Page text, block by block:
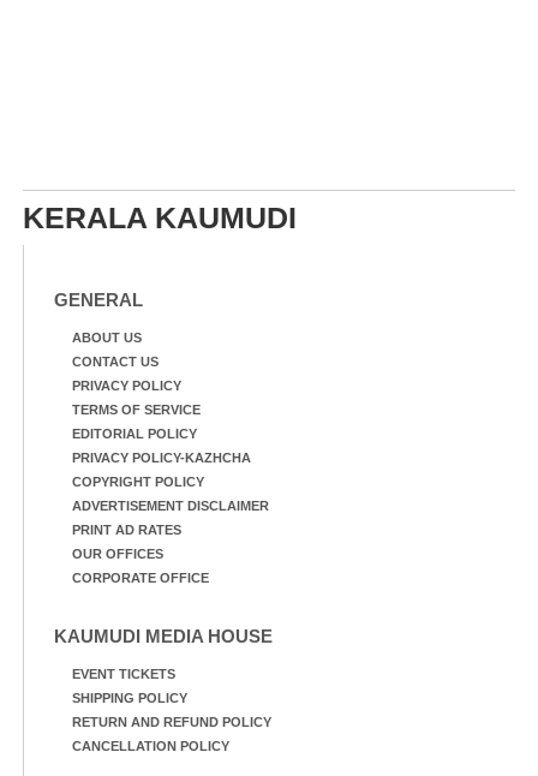
KERALA KAUMUDI
GENERAL
ABOUT US
CONTACT US
PRIVACY POLICY
TERMS OF SERVICE
EDITORIAL POLICY
PRIVACY POLICY-KAZHCHA
COPYRIGHT POLICY
ADVERTISEMENT DISCLAIMER
PRINT AD RATES
OUR OFFICES
CORPORATE OFFICE
KAUMUDI MEDIA HOUSE
EVENT TICKETS
SHIPPING POLICY
RETURN AND REFUND POLICY
CANCELLATION POLICY